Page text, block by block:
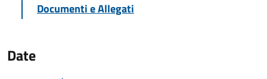
Documenti e Allegati
Date